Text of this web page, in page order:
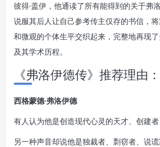
彼得·盖伊，他通读了所有能得到的关于弗
说服其后人让自己参考传主仅存的书信，
和微观的个体生平交织起来，完整地再现
及其学术历程。
《弗洛伊德传》推荐理由：
西格蒙德·弗洛伊德
有人认为他是创造现代心灵的天才、创建
另一种声音却说他是独裁者、剽窃者、说